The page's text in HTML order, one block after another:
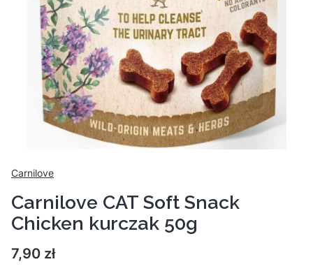
Carnilove
Carnilove CAT Soft Snack
Chicken kurczak 50g
Cena
7,90 zł